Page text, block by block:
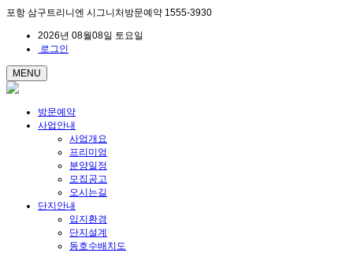
포항 삼구트리니엔 시그니처방문예약 1555-3930
2026년 08월08일 토요일
로그인
MENU
방문예약
사업안내
사업개요
프리미엄
분양일정
모집공고
오시는길
단지안내
입지환경
단지설계
동호수배치도